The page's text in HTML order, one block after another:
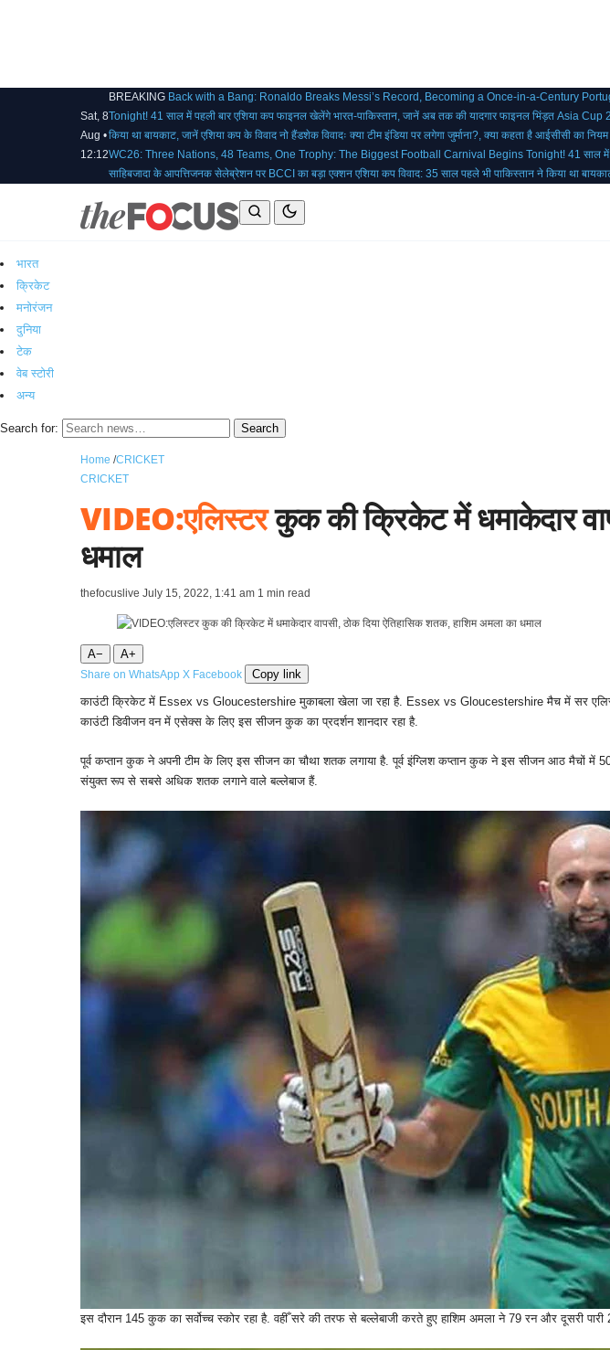
Sat, 8
Aug •
12:12
BREAKING Back with a Bang: Ronaldo Breaks Messi’s Record, Becoming a Once-in-a-Century
Tonight! 41 साल में पहली बार एशिया कप फाइनल खेलेंगे भारत-पाकिस्तान, जानें अब तक की यादगार फाइनल भिंड़त Asia Cup
किया था बायकाट, जानें एशिया कप के विवाद नो हैंडशेक विवादः क्या टीम इंडिया पर लगेगा जुर्माना?, क्या कहता है आईसीसी का नियम
WC26: Three Nations, 48 Teams, One Trophy: The Biggest Football Carnival Begins Tonight! 41 साल में
साहिबजादा के आपत्तिजनक सेलेब्रेशन पर BCCI का बड़ा एक्शन एशिया कप विवाद: 35 साल पहले भी पाकिस्तान ने किया था
भारत
क्रिकेट
मनोरंजन
दुनिया
टेक
वेब स्टोरी
अन्य
Search for: Search
Home /CRICKET
CRICKET
VIDEO:एलिस्टरकुक की क्रिकेट में धमाकेदार
धमाल
thefocuslive July 15, 2022, 1:41 am 1 min read
A− A+
Share on WhatsApp X Facebook
Copy link
काउंटी क्रिकेट में Essex vs Gloucestershire मुकाबला खेला जा रहा है. Essex vs Gloucestershire मैच में सर
काउंटी डिवीजन वन में एसेक्स के लिए इस सीजन कुक का प्रदर्शन शानदार रहा है.
पूर्व कप्तान कुक ने अपनी टीम के लिए इस सीजन का चौथा शतक लगाया है. पूर्व इंग्लिश कप्तान कुक ने इस सीजन आठ
संयुक्त रूप से सबसे अधिक शतक लगाने वाले बल्लेबाज हैं.
इस दौरान 145 कुक का सर्वोच्च स्कोर रहा है. वहीँ सरे की तरफ से बल्लेबाजी करते हुए हाशिम अमला ने 79 रन और दूसरी